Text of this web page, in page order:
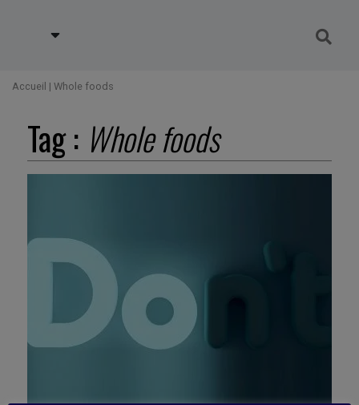
Accueil | Whole foods
Tag : Whole foods